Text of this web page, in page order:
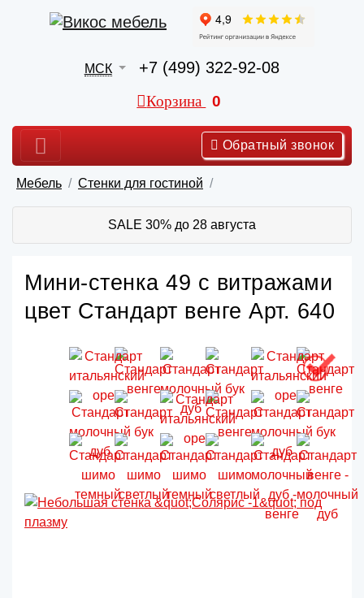
МСК +7 (499) 322-92-08
Корзина 0
Обратный звонок
Мебель Стенки для гостиной
SALE 30% до 28 августа
Мини-стенка 49 с витражами
цвет Стандарт венге Арт. 640